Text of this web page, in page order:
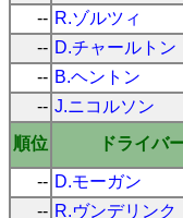
-- R.ゾルツィ
-- D.チャールトン
-- B.ヘントン
-- J.ニコルソン
順位
ドライバ
-- D.モーガン
-- R.ヴンデリンク